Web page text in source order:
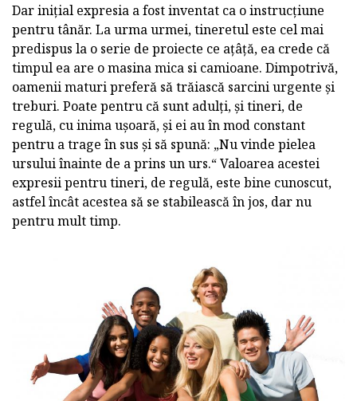
Dar inițial expresia a fost inventat ca o instrucțiune
pentru tânăr. La urma urmei, tineretul este cel mai
predispus la o serie de proiecte ce ațâță, ea crede că
timpul ea are o masina mica si camioane. Dimpotrivă,
oamenii maturi preferă să trăiască sarcini urgente și
treburi. Poate pentru că sunt adulți, și tineri, de
regulă, cu inima ușoară, și ei au în mod constant
pentru a trage în sus și să spună: „Nu vinde pielea
ursului înainte de a prins un urs.“ Valoarea acestei
expresii pentru tineri, de regulă, este bine cunoscut,
astfel încât acestea să se stabilească în jos, dar nu
pentru mult timp.